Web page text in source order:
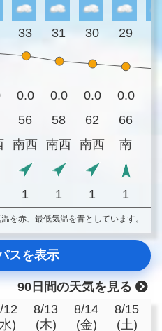
33 31 30 29
0.0 0.0 0.0 0.0
56 58 62 66
南西 南西 南西 南
1 1 1 1
を赤、最低気温を青としています。
スを表示
90日間の天気を見る
12
)
8/13
(木)
8/14
(金)
8/15
(土)